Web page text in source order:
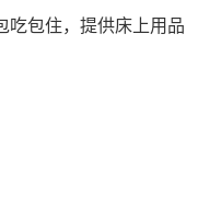
吃包住，提供床上用品